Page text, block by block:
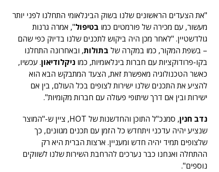
"את הצעדים הראשונים שלנו בשוק הבינלאומי התחלנו לפני יותר
מעשור, עם מכירה של פורמטים כמו בטיפול", אמרה גרנות
גולדשטיין. "לאחר מכן היה ביקוש לתכנים שלנו בדיוק כפי שהם
– בשפת המקור, כמו במקרה של בתולות, ובאחרונה התחלנו
בקו-פרודוקציות עם חברות בינלאומיות, כמו ניקלודיאון. עכשיו,
כאשר הטכנולוגיה מאפשרת זאת, הצעד המתבקש הבא הוא
להציע את התכנים שלנו ישירות לצופים בכל העולם, בין אם
ישירות ובין אם דרך שיתופי פעולה עם חברות מקומיות".
נדב חנין
, סמנכ"ל התוכן והחדשנות של HOT, ציין ש-"המוצר
שנציע יהיה עדכני ויתחדש כל הזמן עם תכנים מגוונים, כך
שלצופים תמיד יהיה חדש ומעניין. ארצות הברית היא רק
ההתחלה ואנחנו כבר נערכים להרחבת השירות שלנו לשווקים
נוספים".